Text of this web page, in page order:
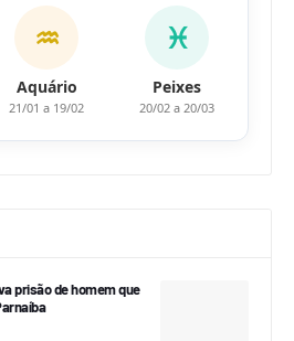
♒
Aquário
21/01 a 19/02
♓
Peixes
20/02 a 20/03
prisão de homem que